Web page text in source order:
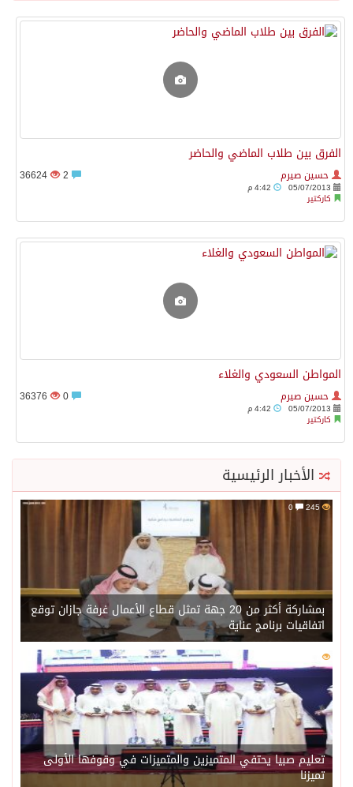
رئيس مجلس إدارة “موهبة” يهنئ القيادة بتصدّر المملكة نتائج أولمبياد العلوم النووية الدولي إنسو 2026
الأرصاد” يُنبّه من أمطار على منطقة جازان
الفرق بين طلاب الماضي والحاضر
حسين صيرم
05/07/2013
كاركتير
36624
المواطن السعودي والغلاء
حسين صيرم
05/07/2013
كاركتير
36376
الأخبار الرئيسية
245
بمشاركة أكثر من 20 جهة تمثل قطاع الأعمال غرفة جازان توقع
اتفاقيات برنامج عناية
227
تعليم صبيا يحتفي المتميزين والمتميزات في وقوفها الأولى
تميزنا